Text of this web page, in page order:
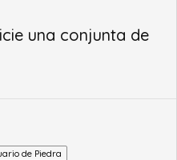
una conjunta de
de Piedra